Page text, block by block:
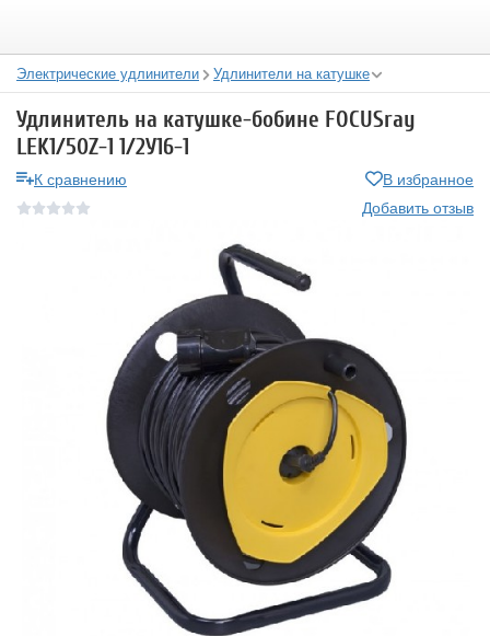
Электрические удлинители Удлинители на катушке
Удлинитель на катушке-бобине FOCUSray
LEK1/50Z-1 1/2У16-1
К сравнению
В избранное
Добавить отзыв